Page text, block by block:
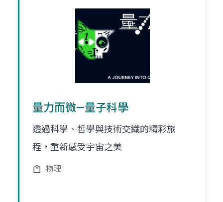
量力而微—量子科學
透過科學、哲學與技術交織的精彩旅
程，重新感受宇宙之美
物理